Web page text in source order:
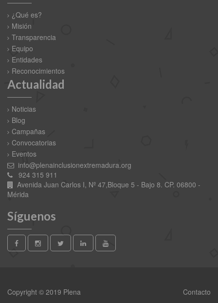
¿Qué es?
Misión
Transparencia
Equipo
Entidades
Reconocimientos
Actualidad
Noticias
Blog
Campañas
Convocatorias
Eventos
info@plenainclusionextremadura.org
924 315 911
Avenida Juan Carlos I, Nº 47,Bloque 5 - Bajo 8. CP. 06800 -
Mérida
Síguenos
Copyright © 2019 Plena
Contacto